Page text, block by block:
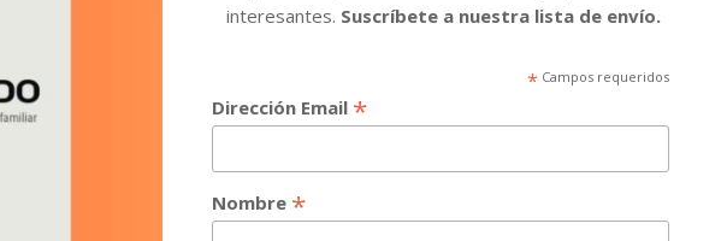
interesantes. Suscríbete a nuestra lista de envío.
* Campos requeridos
Dirección Email *
Nombre *